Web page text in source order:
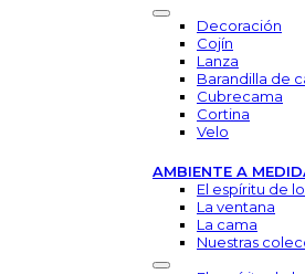
Decoración
Cojín
Lanza
Barandilla de
Cubrecama
Cortina
Velo
AMBIENTE A
El espíritu de
La ventana
La cama
Nuestras